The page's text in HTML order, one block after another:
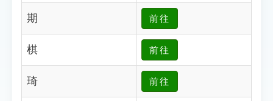
索引選單
知識索引
生命大百科索引
期 前往
棋 前往
琦 前往